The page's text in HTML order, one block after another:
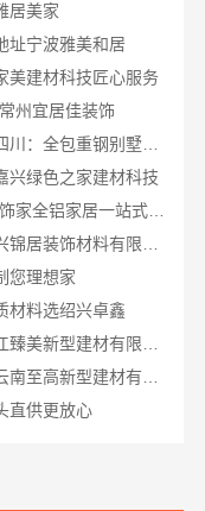
居美家
址宁波雅美和居
美建材科技匠心服务
州宜居佳装饰
中蓝建投北京建设有限公司四川：全包重钢别墅婚房布置
兴绿色之家建材科技
广州家装公司全屋装修-精匠饰家全铝家居一站式服务
您理想家
材料选绍兴卓鑫
直供更放心